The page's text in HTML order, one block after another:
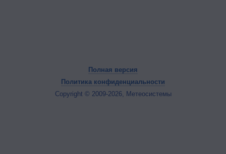
Полная версия
Политика конфиденциальности
Copyright © 2009-2026, Метеосистемы